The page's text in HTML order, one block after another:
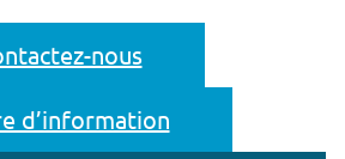
nous
d’information